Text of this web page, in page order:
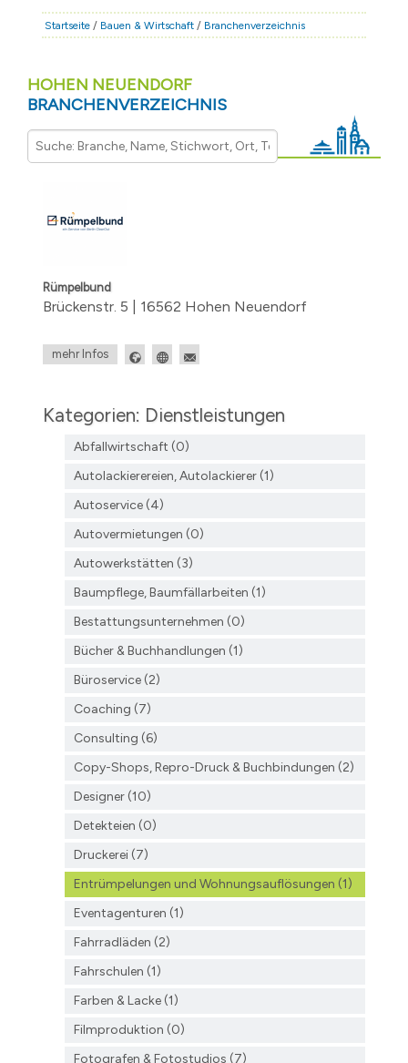
BAUEN & WIRTSCHAFT
Startseite / Bauen & Wirtschaft / Branchenverzeichnis
HOHEN NEUENDORF
BRANCHENVERZEICHNIS
Rümpelbund
Brückenstr. 5 | 16562 Hohen Neuendorf
mehr Infos
Kategorien: Dienstleistungen
Abfallwirtschaft (0)
Autolackierereien, Autolackierer (1)
Autoservice (4)
Autovermietungen (0)
Autowerkstätten (3)
Baumpflege, Baumfällarbeiten (1)
Bestattungsunternehmen (0)
Bücher & Buchhandlungen (1)
Büroservice (2)
Coaching (7)
Consulting (6)
Copy-Shops, Repro-Druck & Buchbindungen (2)
Designer (10)
Detekteien (0)
Druckerei (7)
Entrümpelungen und Wohnungsauflösungen (1)
Eventagenturen (1)
Fahrradläden (2)
Fahrschulen (1)
Farben & Lacke (1)
Filmproduktion (0)
Fotografen & Fotostudios (7)